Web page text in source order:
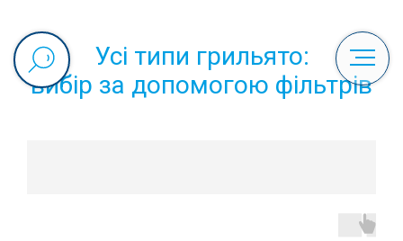
Усі типи грильято:
вибір за допомогою фільтрів